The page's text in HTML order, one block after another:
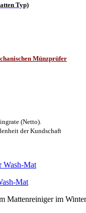
Typ)
Münzprüfer
(Netto).
der Kundschaft
Mat
Mattenreiniger im